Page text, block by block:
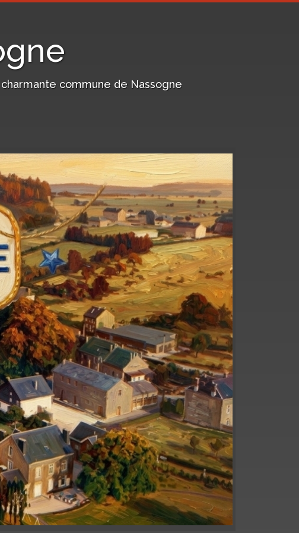
commune de Nassogne